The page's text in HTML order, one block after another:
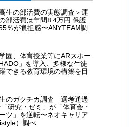
生の部活費の実態調査＞運
部活費は年間8.4万円 保護
％が負担感〜ANYTEAM調
園、体育授業等にARスポー
」を導入、多様な生徒
できる教育環境の構築を目
のガクチカ調査 選考通過
研究・ゼミ」が「体育会・
ツ」を逆転〜ネオキャリア
）調べ